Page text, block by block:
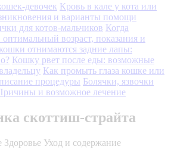
девочек Кровь в кале у кота или
и варианты помощи
для котов-мальчиков Когда
оптимальный возраст, показания и
отнимаются задние лапы:
Кошку рвет после еды: возможные
Как промыть глаза кошке или
процедуры Болячки, язвочки
и возможное лечение
скоттиш-страйта
Здоровье Уход и содержание